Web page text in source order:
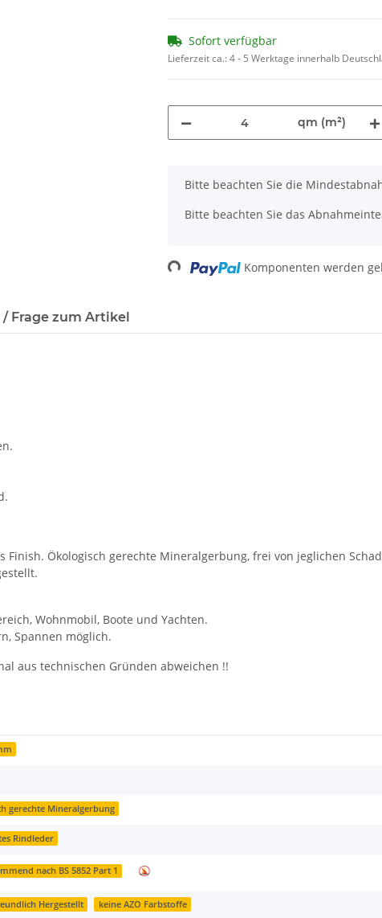
Sofort verfügbar
Lieferzeit ca.:4 - 5 Werktage innerhalb
qm (m²)
x
Bitte beachten Sie die
Bitte beachten Sie das
Loading... Komponenten werden
Frage zum Artikel
Ökologisch gerechte Mineralgerbung, frei von jeglichen
Wohnmobil, Boote und Yachten.
Spannen möglich.
aus technischen Gründen abweichen !!
gerechte Mineralgerbung
Rindleder
nach BS 5852 Part 1
Hergestellt keine AZO Farbstoffe